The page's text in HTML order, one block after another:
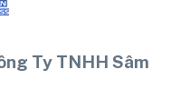
Ty TNHH Sâm